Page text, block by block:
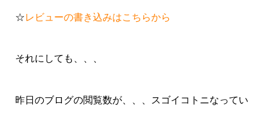
☆レビューの書き込みはこちらから
それにしても、、、
昨日のブログの閲覧数が、、、スゴイコトニなってい